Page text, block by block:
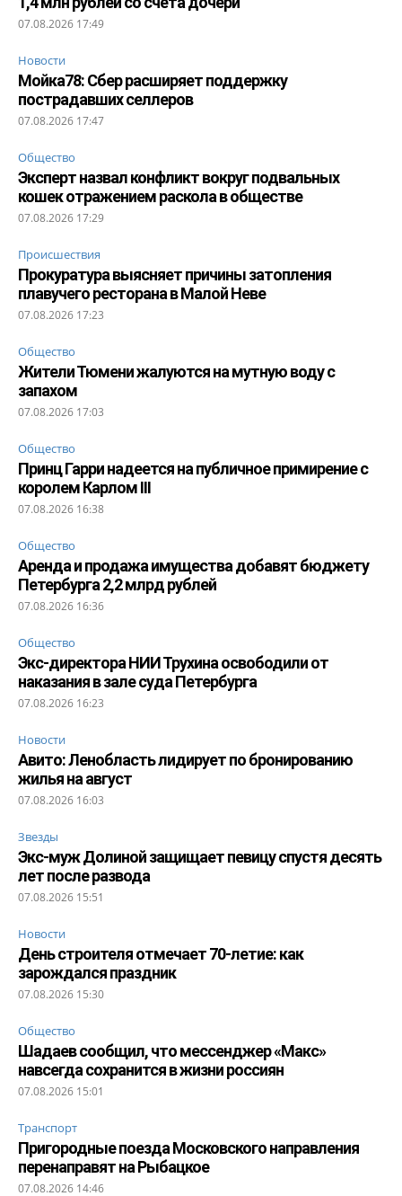
07.08.2026 17:49
Новости
Мойка78: Сбер расширяет поддержку
пострадавших селлеров
07.08.2026 17:47
Общество
Эксперт назвал конфликт вокруг подвальных
кошек отражением раскола в обществе
07.08.2026 17:29
Происшествия
Прокуратура выясняет причины затопления
плавучего ресторана в Малой Неве
07.08.2026 17:23
Общество
Жители Тюмени жалуются на мутную воду с
запахом
07.08.2026 17:03
Общество
Принц Гарри надеется на публичное примирение с
королем Карлом III
07.08.2026 16:38
Общество
Аренда и продажа имущества добавят бюджету
Петербурга 2,2 млрд рублей
07.08.2026 16:36
Общество
Экс-директора НИИ Трухина освободили от
наказания в зале суда Петербурга
07.08.2026 16:23
Новости
Авито: Ленобласть лидирует по бронированию
жилья на август
07.08.2026 16:03
Звезды
Экс-муж Долиной защищает певицу спустя десять
лет после развода
07.08.2026 15:51
Новости
День строителя отмечает 70-летие: как
зарождался праздник
07.08.2026 15:30
Общество
Шадаев сообщил, что мессенджер «Макс»
навсегда сохранится в жизни россиян
07.08.2026 15:01
Транспорт
Пригородные поезда Московского направления
перенаправят на Рыбацкое
07.08.2026 14:46